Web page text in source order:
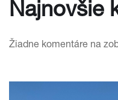
Najnovšie
Žiadne komentáre na